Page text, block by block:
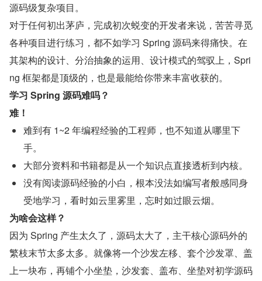
源码级复杂项目。
对于任何初出茅庐，完成初次蜕变的开发者来说，苦苦寻觅
各种项目进行练习，都不如学习 Spring 源码来得痛快。在
其架构的设计、分治抽象的运用、设计模式的驾驭上，Spri
ng 框架都是顶级的，也是最能给你带来丰富收获的。
学习 Spring 源码难吗？
难！
难到有 1~2 年编程经验的工程师，也不知道从哪里下
手。
大部分资料和书籍都是从一个知识点直接透析到内核。
没有阅读源码经验的小白，根本没法如编写者般感同身
受地学习，看时如云里雾里，忘时如过眼云烟。
为啥会这样？
因为 Spring 产生太久了，源码太大了，主干核心源码外的
繁枝末节太多太多。就像将一个沙发左移、套个沙发罩、盖
上一块布，再铺个小坐垫，沙发套、盖布、坐垫对初学源码